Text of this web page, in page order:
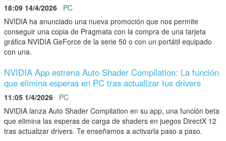
18:09 14/4/2026
PC
NVIDIA ha anunciado una nueva promoción que nos permite
conseguir una copia de Pragmata con la compra de una tarjeta
gráfica NVIDIA GeForce de la serie 50 o con un portátil equipado
con una.
NVIDIA App estrena Auto Shader Compilation: La función
que elimina esperas en PC tras actualizar tus drivers
11:05 1/4/2026
PC
NVIDIA lanza Auto Shader Compilation en su app, una función beta
que elimina las esperas de carga de shaders en juegos DirectX 12
tras actualizar drivers. Te enseñamos a activarla paso a paso.